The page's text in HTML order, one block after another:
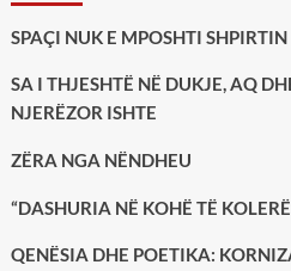
SPAÇI NUK E MPOSHTI SHPIRTIN
SA I THJESHTË NË DUKJE, AQ
NJERËZOR ISHTE
ZËRA NGA NËNDHEU
“DASHURIA NË KOHË TË
QENËSIA DHE POETIKA: